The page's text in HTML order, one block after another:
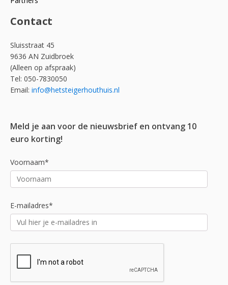
Contact
Sluisstraat 45
9636 AN Zuidbroek
(Alleen op afspraak)
Tel: 050-7830050
Email: info@hetsteigerhouthuis.nl
Meld je aan voor de nieuwsbrief en ontvang 10
euro korting!
Voornaam*
E-mailadres*